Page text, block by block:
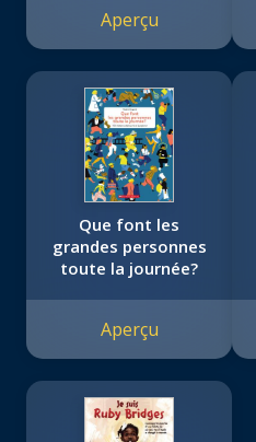
Aperçu
Que font les
grandes personnes
toute la journée?
Aperçu